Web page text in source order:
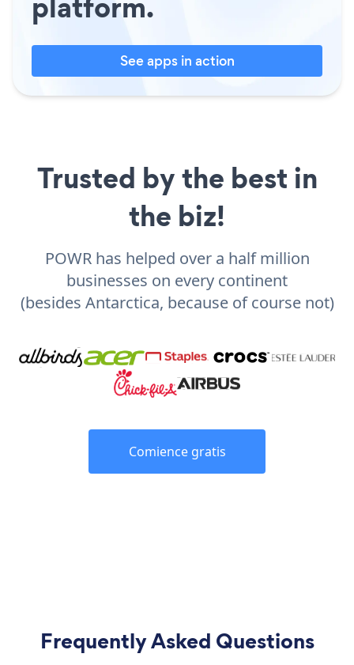
See apps in action
Trusted by the best in
the biz!
POWR has helped over a half million
businesses on every continent
(besides Antarctica, because of course not)
Comience gratis
Frequently Asked Questions